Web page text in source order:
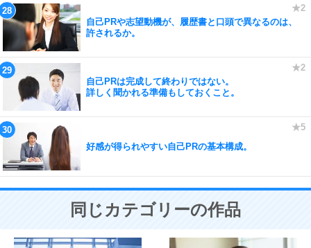
自己PRや志望動機が、履歴書と口頭で異なるのは、
許されるか。
自己PRは完成して終わりではない。
詳しく聞かれる準備もしておくこと。
好感が得られやすい自己PRの基本構成。
同じカテゴリーの作品